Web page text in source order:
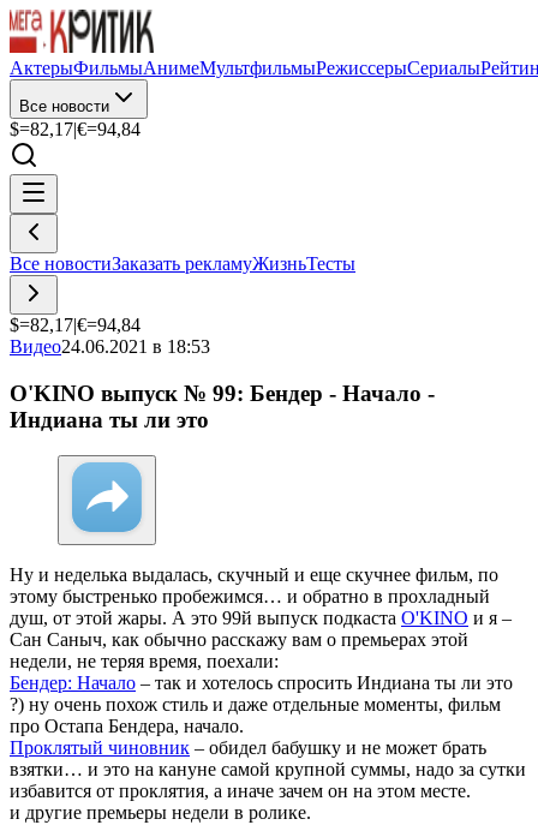
АктерыФильмыАнимеМультфильмыРежиссерыСериалы
Все новости
$=82,17|€=94,84
Все новостиЗаказать рекламуЖизньТесты
$=82,17|€=94,84
Видео24.06.2021 в 18:53
O'KINO выпуск № 99: Бендер - Начало -
Индиана ты ли это
Ну и неделька выдалась, скучный и еще скучнее фильм, по
этому быстренько пробежимся… и обратно в прохладный
душ, от этой жары. А это 99й выпуск подкаста O'KINO и я –
Сан Саныч, как обычно расскажу вам о премьерах этой
недели, не теряя время, поехали:
Бендер: Начало – так и хотелось спросить Индиана ты ли это
?) ну очень похож стиль и даже отдельные моменты, фильм
про Остапа Бендера, начало.
Проклятый чиновник – обидел бабушку и не может брать
взятки… и это на кануне самой крупной суммы, надо за сутки
избавится от проклятия, а иначе зачем он на этом месте.
и другие премьеры недели в ролике.